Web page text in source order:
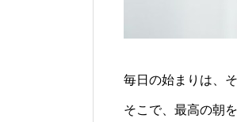
毎日の始まりは、
そこで、最高の朝